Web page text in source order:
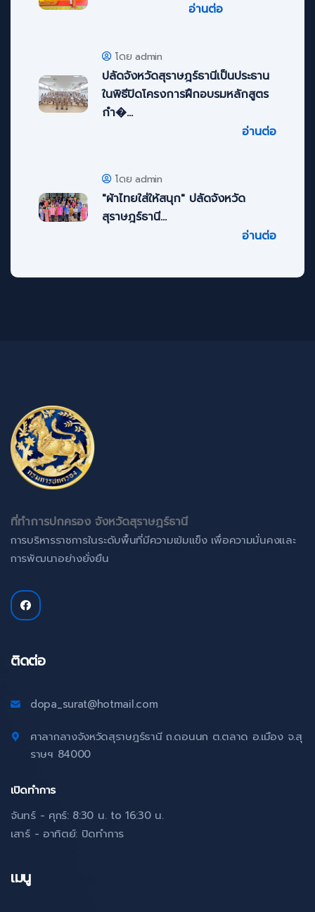
อ่านต่อ
โดย admin
ปลัดจังหวัดสุราษฎร์ธานีเป็นประธาน
ในพิธีปิดโครงการฝึกอบรมหลักสูตร
กำ�...
อ่านต่อ
โดย admin
"ผ้าไทยใส่ให้สนุก" ปลัดจังหวัด
สุราษฎร์ธานี...
อ่านต่อ
ที่ทำการปกครอง จังหวัดสุราษฎร์ธานี
การบริหารราชการในระดับพื้นที่มีความเข้มแข็ง เพื่อความมั่นคงและ
การพัฒนาอย่างยั่งยืน
ติดต่อ
dopa_surat@hotmail.com
ศาลากลางจังหวัดสุราษฎร์ธานี ถ.ดอนนก ต.ตลาด อ.เมือง จ.สุ
ราษฯ 84000
เปิดทำการ
จันทร์ - ศุกร์: 8:30 น. to 16:30 น.
เสาร์ - อาทิตย์: ปิดทำการ
เมนู